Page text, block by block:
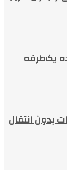
جاده یک‌طرفه
بدون انتقال